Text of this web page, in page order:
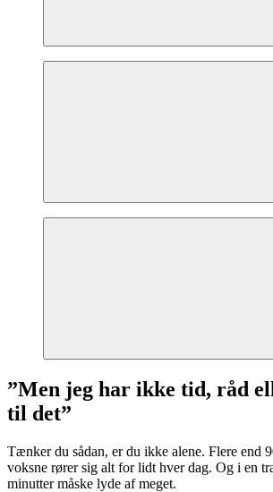
”Men jeg har ikke tid, råd
til det”
Tænker du sådan, er du ikke alene. Flere end
voksne rører sig alt for lidt hver dag. Og i en
minutter måske lyde af meget.